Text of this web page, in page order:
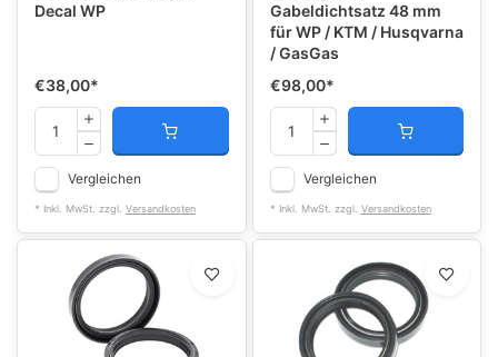
Decal WP
€38,00*
Vergleichen
* Inkl. MwSt. zzgl. Versandkosten
Gabeldichtsatz 48 mm
für WP / KTM / Husqvarna
/ GasGas
€98,00*
Vergleichen
* Inkl. MwSt. zzgl. Versandkosten